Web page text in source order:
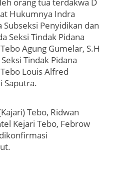
Hukumnya Indra
Penyidikan dan
Seksi Tindak Pidana
Agung Gumelar, S.H
Tindak Pidana
Louis Alfred
Saputra.
Tebo, Ridwan
Kejari Tebo, Febrow